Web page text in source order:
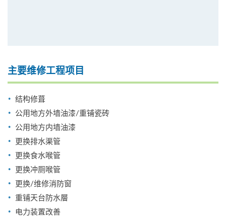
主要维修工程项目
结构修葺
公用地方外墙油漆/重铺瓷砖
公用地方内墙油漆
更换排水渠管
更换食水喉管
更换冲厕喉管
更换/维修消防窗
重铺天台防水層
电力装置改善